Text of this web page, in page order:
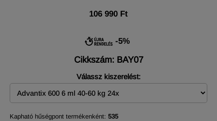
106 990 Ft
-5%
Cikkszám: BAY07
Válassz kiszerelést:
Kapható hűségpont termékenként: 535